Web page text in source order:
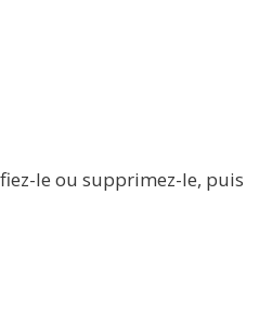
le ou supprimez-le, puis